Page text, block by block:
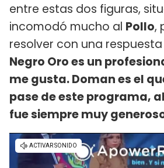
entre estas dos figuras,
incomodó mucho al Pollo,
resolver con una
Negro Oro es un
me gusta. Doman es el
pase de este programa,
fue siempre muy